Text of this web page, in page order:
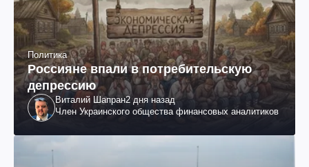
Политика
Россияне впали в потребительскую
депрессию
Виталий Шапран2 дня назад
Член Украинского общества финансовых аналитиков